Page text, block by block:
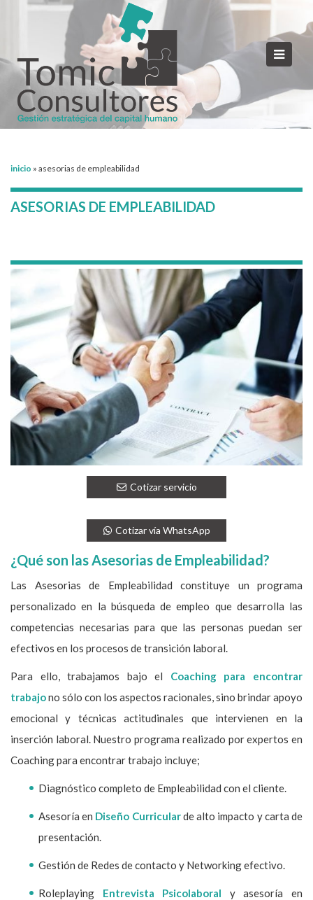
inicio » asesorias de empleabilidad
ASESORIAS DE EMPLEABILIDAD
Cotizar servicio
Cotizar vía WhatsApp
¿Qué son las Asesorias de Empleabilidad?
Las Asesorias de Empleabilidad constituye un programa
personalizado en la búsqueda de empleo que desarrolla las
competencias necesarias para que las personas puedan ser
efectivos en los procesos de transición laboral.
Para ello, trabajamos bajo el Coaching para encontrar
trabajono sólo con los aspectos racionales, sino brindar apoyo
emocional y técnicas actitudinales que intervienen en la
inserción laboral. Nuestro programa realizado por expertos en
Coaching para encontrar trabajo incluye;
Diagnóstico completo de Empleabilidad con el cliente.
Asesoría en Diseño Curricularde alto impacto y carta de
presentación.
Gestión de Redes de contacto y Networking efectivo.
Roleplaying Entrevista Psicolaboral y asesoría en